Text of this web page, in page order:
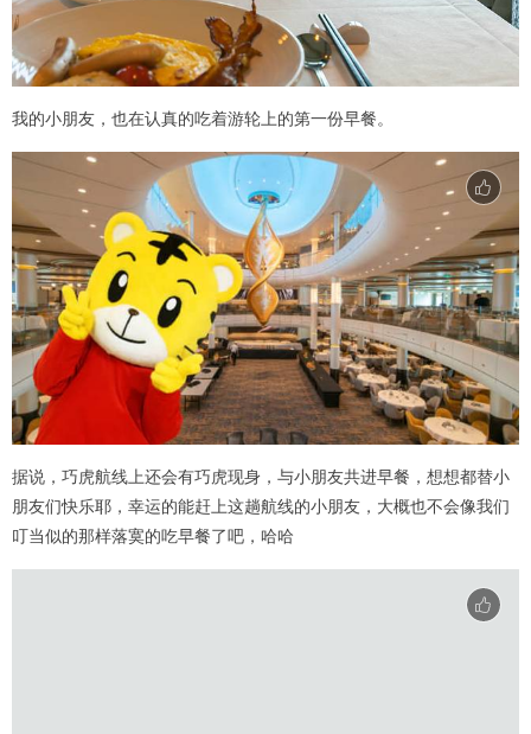
我的小朋友，也在认真的吃着游轮上的第一份早餐。
据说，巧虎航线上还会有巧虎现身，与小朋友共进早餐，想想都替小
朋友们快乐耶，幸运的能赶上这趟航线的小朋友，大概也不会像我们
叮当似的那样落寞的吃早餐了吧，哈哈